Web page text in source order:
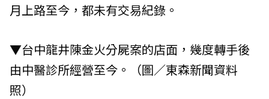
月上路至今，都未有交易紀錄。
▼台中龍井陳金火分屍案的店面，幾度轉手後
由中醫診所經營至今。（圖／東森新聞資料
照）